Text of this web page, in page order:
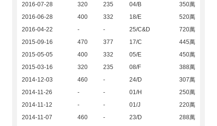
2016-07-28
320 235 04/B
350萬
2016-06-28
400 332 18/E
520萬
2016-04-22
- - 25/C&D
720萬
2015-09-16
470 377 17/C
445萬
2015-05-05
400 332 05/E
450萬
2015-03-16
320 235 08/F
388萬
2014-12-03
460 - 24/D
307萬
2014-11-26
- - 01/H
250萬
2014-11-12
- - 01/J
220萬
2014-11-07
460 - 23/D
288萬